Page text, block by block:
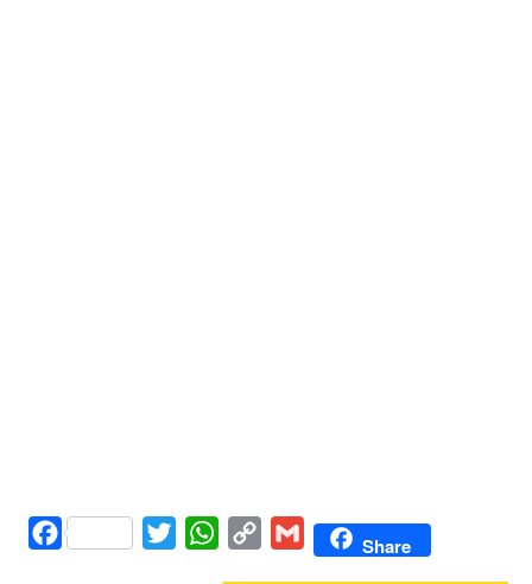
Facebook Twitter WhatsAppCopy
Gmail Share